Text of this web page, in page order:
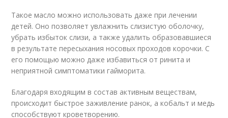
Такое масло можно использовать даже при лечении
детей. Оно позволяет увлажнить слизистую оболочку,
убрать избыток слизи, а также удалить образовавшиеся
в результате пересыхания носовых проходов корочки. С
его помощью можно даже избавиться от ринита и
неприятной симптоматики гайморита.
Благодаря входящим в состав активным веществам,
происходит быстрое заживление ранок, а кобальт и медь
способствуют кроветворению.